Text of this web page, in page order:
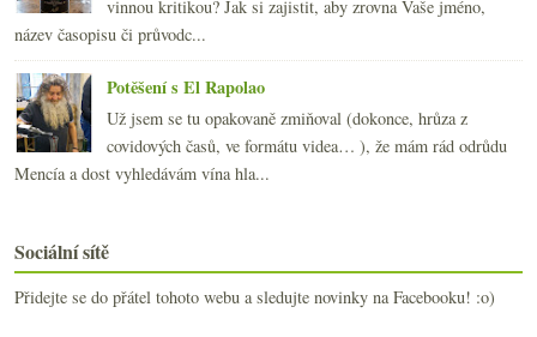
vinnou kritikou? Jak si zajistit, aby zrovna Vaše jméno,
název časopisu či průvodc...
Potěšení s El Rapolao
Už jsem se tu opakovaně zmiňoval (dokonce, hrůza z
covidových časů, ve formátu videa… ), že mám rád odrůdu
Mencía a dost vyhledávám vína hla...
Sociální sítě
Přidejte se do přátel tohoto webu a sledujte novinky na Facebooku! :o)